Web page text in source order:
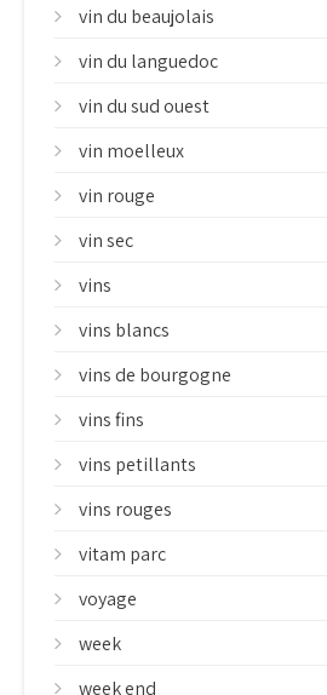
vin du beaujolais
vin du languedoc
vin du sud ouest
vin moelleux
vin rouge
vin sec
vins
vins blancs
vins de bourgogne
vins fins
vins petillants
vins rouges
vitam parc
voyage
week
week end